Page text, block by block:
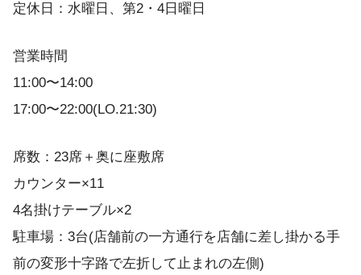
定休日：水曜日、第2・4日曜日
営業時間
11:00〜14:00
17:00〜22:00(LO.21:30)
席数：23席＋奥に座敷席
カウンター×11
4名掛けテーブル×2
駐車場：3台(店舗前の一方通行を店舗に差し掛かる手
前の変形十字路で左折して止まれの左側)